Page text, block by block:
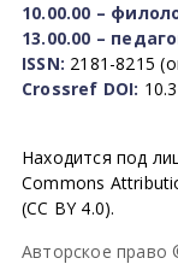
10.00.00 –
13.00.00 –
ISSN: 2181-8215
Crossref DOI:
Находится под
Commons
(CC BY 4.0).
Авторское право